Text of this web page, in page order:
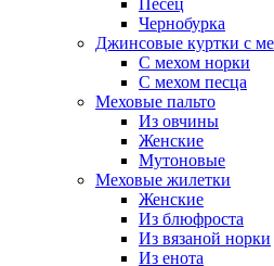
Песец
Чернобурка
Джинсовые куртки с
С мехом норки
С мехом песца
Меховые пальто
Из овчины
Женские
Мутоновые
Меховые жилетки
Женские
Из блюфроста
Из вязаной норки
Из енота